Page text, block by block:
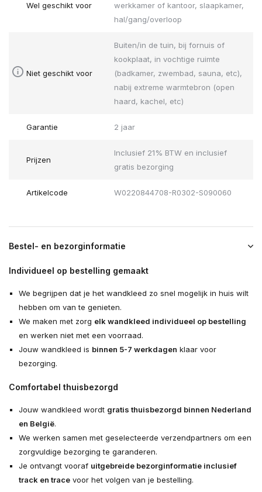
Wel geschikt voor
werkkamer of kantoor, slaapkamer,
hal/gang/overloop
Niet geschikt voor
Buiten/in de tuin, bij fornuis of
kookplaat, in vochtige ruimte
(badkamer, zwembad, sauna, etc),
nabij extreme warmtebron (open
haard, kachel, etc)
Garantie 2 jaar
Prijzen
Inclusief 21% BTW en inclusief
gratis bezorging
Artikelcode W0220844708-R0302-S090060
Bestel- en bezorginformatie
Individueel op bestelling gemaakt
We begrijpen dat je het wandkleed zo snel mogelijk in huis wilt
hebben om van te genieten.
We maken met zorg elk wandkleed individueel op bestelling
en werken niet met een voorraad.
Jouw wandkleed is binnen 5-7 werkdagen klaar voor
bezorging.
Comfortabel thuisbezorgd
Jouw wandkleed wordt gratis thuisbezorgd binnen Nederland
en België.
We werken samen met geselecteerde verzendpartners om een
zorgvuldige bezorging te garanderen.
Je ontvangt vooraf uitgebreide bezorginformatie inclusief
track en tracevoor het volgen van je bestelling.